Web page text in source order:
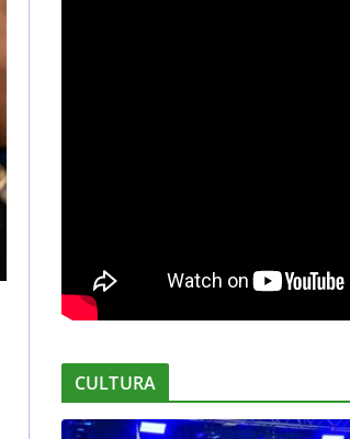
CULTURA